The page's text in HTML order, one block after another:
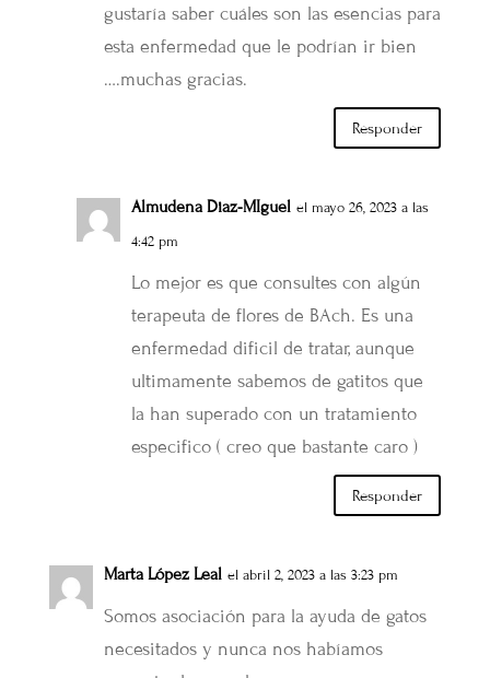
gustaría saber cuáles son las esencias para
esta enfermedad que le podrían ir bien
….muchas gracias.
Responder
Almudena Diaz-MIguel el mayo 26, 2023 a las
4:42 pm
Lo mejor es que consultes con algún
terapeuta de flores de BAch. Es una
enfermedad dificil de tratar, aunque
ultimamente sabemos de gatitos que
la han superado con un tratamiento
especifico ( creo que bastante caro )
Responder
Marta López Leal el abril 2, 2023 a las 3:23 pm
Somos asociación para la ayuda de gatos
necesitados y nunca nos habíamos